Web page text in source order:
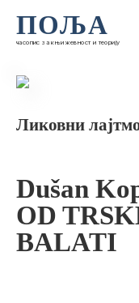
ПОЉА
часопис за књижевност и теорију
Ликовни
Dušan
OD
BALATI